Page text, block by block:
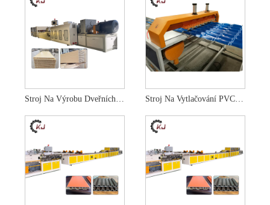
Stroj Na Výrobu Dveřních Panelů WPC Z Plastu PVC Dřeva Stroj Na Vytlačování PVC Střešních Tašek